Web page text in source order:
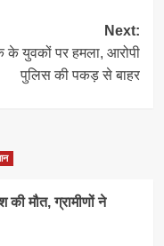
Next:
के युवकों पर हमला, आरोपी
पुलिस की पकड़ से बाहर
की मौत, ग्रामीणों ने